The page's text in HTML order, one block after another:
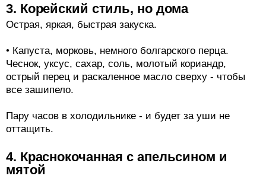
3. Корейский стиль, но дома
Острая, яркая, быстрая закуска.
• Капуста, морковь, немного болгарского перца.
Чеснок, уксус, сахар, соль, молотый кориандр,
острый перец и раскаленное масло сверху - чтобы
все зашипело.
Пару часов в холодильнике - и будет за уши не
оттащить.
4. Краснокочанная с апельсином и
мятой